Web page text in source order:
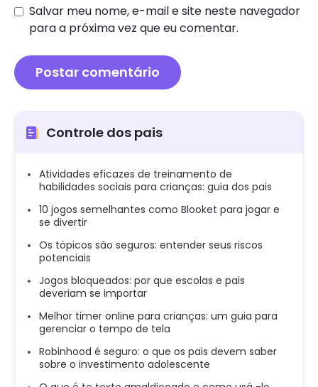
Salvar meu nome, e-mail e site neste navegador
para a próxima vez que eu comentar.
Controle dos pais
Atividades eficazes de treinamento de
habilidades sociais para crianças: guia dos pais
10 jogos semelhantes como Blooket para jogar e
se divertir
Os tópicos são seguros: entender seus riscos
potenciais
Jogos bloqueados: por que escolas e pais
deveriam se importar
Melhor timer online para crianças: um guia para
gerenciar o tempo de tela
Robinhood é seguro: o que os pais devem saber
sobre o investimento adolescente